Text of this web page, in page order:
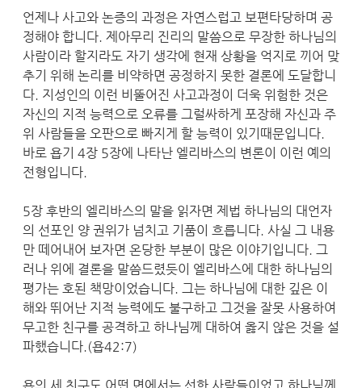
언제나 사고와 논증의 과정은 자연스럽고 보편타당하며 공
정해야 합니다. 제아무리 진리의 말씀으로 무장한 하나님의
사람이라 할지라도 자기 생각에 현재 상황을 억지로 끼어 맞
추기 위해 논리를 비약하면 공정하지 못한 결론에 도달합니
다. 지성인의 이런 비뚤어진 사고과정이 더욱 위험한 것은
자신의 지적 능력으로 오류를 그럴싸하게 포장해 자신과 주
위 사람들을 오판으로 빠지게 할 능력이 있기때문입니다.
바로 욥기 4장 5장에 나타난 엘리바스의 변론이 이런 예의
전형입니다.
5장 후반의 엘리바스의 말을 읽자면 제법 하나님의 대언자
의 선포인 양 권위가 넘치고 기품이 흐릅니다. 사실 그 내용
만 떼어내어 보자면 온당한 부분이 많은 이야기입니다. 그
러나 위에 결론을 말씀드렸듯이 엘리바스에 대한 하나님의
평가는 호된 책망이었습니다. 그는 하나님에 대한 깊은 이
해와 뛰어난 지적 능력에도 불구하고 그것을 잘못 사용하여
무고한 친구를 공격하고 하나님께 대하여 옳지 않은 것을 설
파했습니다.(욥42:7)